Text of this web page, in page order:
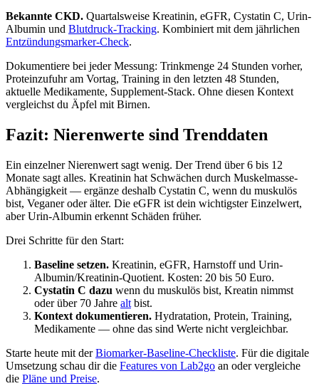
Bekannte CKD. Quartalsweise Kreatinin, eGFR, Cystatin C, Urin-
Albumin und Blutdruck-Tracking. Kombiniert mit dem jährlichen
Entzündungsmarker-Check.
Dokumentiere bei jeder Messung: Trinkmenge 24 Stunden vorher,
Proteinzufuhr am Vortag, Training in den letzten 48 Stunden,
aktuelle Medikamente, Supplement-Stack. Ohne diesen Kontext
vergleichst du Äpfel mit Birnen.
Fazit: Nierenwerte sind Trenddaten
Ein einzelner Nierenwert sagt wenig. Der Trend über 6 bis 12
Monate sagt alles. Kreatinin hat Schwächen durch Muskelmasse-
Abhängigkeit — ergänze deshalb Cystatin C, wenn du muskulös
bist, Veganer oder älter. Die eGFR ist dein wichtigster Einzelwert,
aber Urin-Albumin erkennt Schäden früher.
Drei Schritte für den Start:
Baseline setzen. Kreatinin, eGFR, Harnstoff und Urin-
Albumin/Kreatinin-Quotient. Kosten: 20 bis 50 Euro.
Cystatin C dazu wenn du muskulös bist, Kreatin nimmst
oder über 70 Jahre alt bist.
Kontext dokumentieren. Hydratation, Protein, Training,
Medikamente — ohne das sind Werte nicht vergleichbar.
Starte heute mit derBiomarker-Baseline-Checkliste. Für die digitale
Umsetzung schau dir die Features von Lab2go an oder vergleiche
die Pläne und Preise.